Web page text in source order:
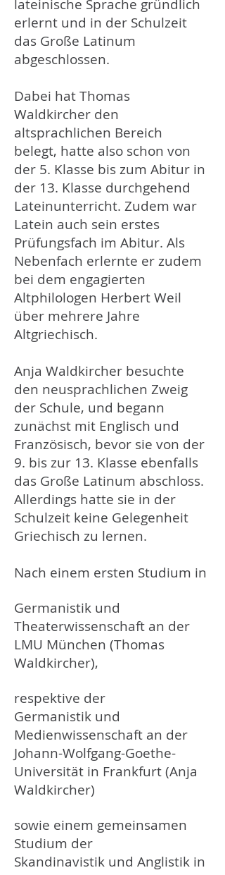
lateinische Sprache gründlich
erlernt und in der Schulzeit
das Große Latinum
abgeschlossen.
Dabei hat Thomas
Waldkircher den
altsprachlichen Bereich
belegt, hatte also schon von
der 5. Klasse bis zum Abitur in
der 13. Klasse durchgehend
Lateinunterricht. Zudem war
Latein auch sein erstes
Prüfungsfach im Abitur. Als
Nebenfach erlernte er zudem
bei dem engagierten
Altphilologen Herbert Weil
über mehrere Jahre
Altgriechisch.
Anja Waldkircher besuchte
den neusprachlichen Zweig
der Schule, und begann
zunächst mit Englisch und
Französisch, bevor sie von der
9. bis zur 13. Klasse ebenfalls
das Große Latinum abschloss.
Allerdings hatte sie in der
Schulzeit keine Gelegenheit
Griechisch zu lernen.
Nach einem ersten Studium in
Germanistik und
Theaterwissenschaft an der
LMU München (Thomas
Waldkircher),
respektive der
Germanistik und
Medienwissenschaft an der
Johann-Wolfgang-Goethe-
Universität in Frankfurt (Anja
Waldkircher)
sowie einem gemeinsamen
Studium der
Skandinavistik und Anglistik in